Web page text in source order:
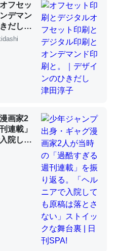
の伏線」は回収されないけ
量。進化すればするほど分
察（１） - conceptualization
。知らんかった。調べたら
の600分の1程度。
大問題＝「昆虫はなぜ海にいな
酸素も不足してて両方に不
は」とあって面白い。海に
グモ）はカルシウムを使わ
フセッ
デマン
きだし
画家2
連載」
院して
ックな